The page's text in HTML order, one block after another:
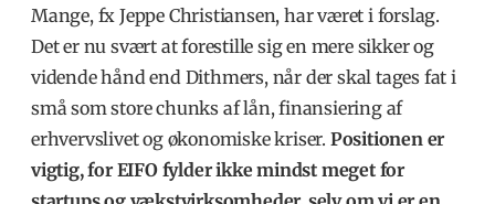
Mange, fxJeppe Christiansen, har været i forslag.
Det er nu svært at forestille sig en mere sikker og
vidende hånd end Dithmers, når der skal tages fat i
små som store chunks af lån, finansiering af
erhvervslivet og økonomiske kriser. Positionen er
vigtig, for EIFO fylder ikke mindst meget for